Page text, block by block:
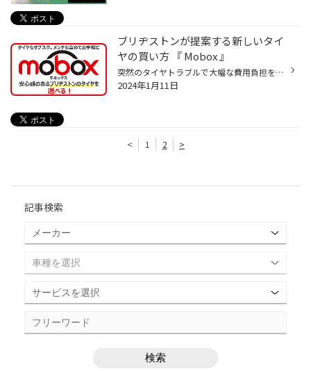
ブリヂストンが提案する新しいタイ
ヤの買い方 『 Mobox 』
突然のタイヤトラブルで大幅な費用負担を軽減！タイヤ購入の月額定額払い！！ 月額定額払い『 Mobox 』とは？ タイヤとメンテナンスが月額定額で利用できる サブスクリプションサービスです。 タイヤの購入時の急な費用負担の軽減ができ、 パンク補償などのサービスも充実した購入プランです。 ● ▲ ...
2024年1月11日
< 1 2 >
記事検索